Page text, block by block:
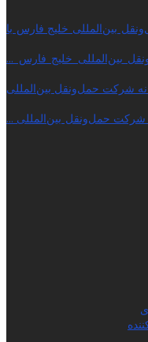
بین‌المللی خلیج فارس ...
شرکت حمل‌ونقل بین‌المللی ...